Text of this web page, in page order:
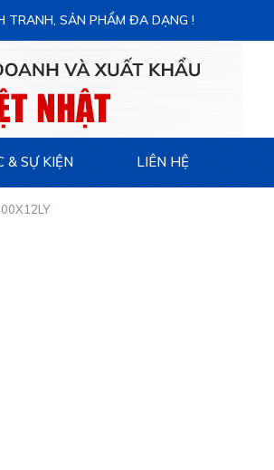
TRANH, SẢN PHẨM ĐA DẠNG !
& SỰ KIỆN LIÊN HỆ